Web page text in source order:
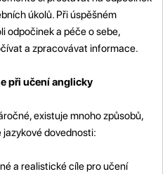
úkolů. Při úspěšném
odpočinek a péče o sebe,
a zpracovávat informace.
při učení anglicky
existuje mnoho způsobů,
dovednosti:
a realistické cíle pro učení